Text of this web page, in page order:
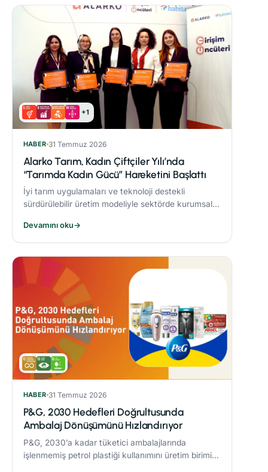
+1
HABER 31 Temmuz 2026
Alarko Tarım, Kadın Çiftçiler Yılı’nda
“Tarımda Kadın Gücü” Hareketini Başlattı
İyi tarım uygulamaları ve teknoloji destekli
sürdürülebilir üretim modeliyle sektörde kurumsal
üçüncü yılında “Tarımda Kadın Gücü” hareketi
başlatıyor.
Devamını oku→
HABER 31 Temmuz 2026
P&G, 2030 Hedefleri Doğrultusunda
Ambalaj Dönüşümünü Hızlandırıyor
P&G, 2030’a kadar tüketici ambalajlarında
işlenmemiş petrol plastiği kullanımını üretim birimi